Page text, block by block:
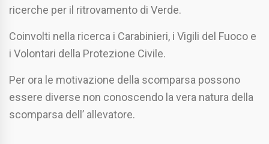
ricerche per il ritrovamento di Verde.
Coinvolti nella ricerca i Carabinieri, i Vigili del Fuoco e
i Volontari della Protezione Civile.
Per ora le motivazione della scomparsa possono
essere diverse non conoscendo la vera natura della
scomparsa dell’ allevatore.